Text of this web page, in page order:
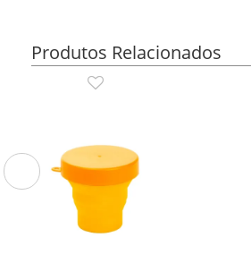
Produtos Relacionados